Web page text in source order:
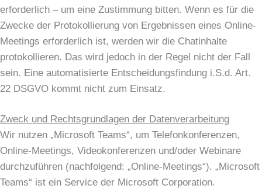
erforderlich – um eine Zustimmung bitten. Wenn es für die
Zwecke der Protokollierung von Ergebnissen eines Online-
Meetings erforderlich ist, werden wir die Chatinhalte
protokollieren. Das wird jedoch in der Regel nicht der Fall
sein. Eine automatisierte Entscheidungsfindung i.S.d. Art.
22 DSGVO kommt nicht zum Einsatz.
Zweck und Rechtsgrundlagen der Datenverarbeitung
Wir nutzen „Microsoft Teams“, um Telefonkonferenzen,
Online-Meetings, Videokonferenzen und/oder Webinare
durchzuführen (nachfolgend: „Online-Meetings“). „Microsoft
Teams“ ist ein Service der Microsoft Corporation.